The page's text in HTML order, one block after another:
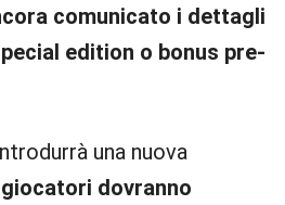
comunicato i dettagli
edition o bonus pre-
una nuova
dovranno